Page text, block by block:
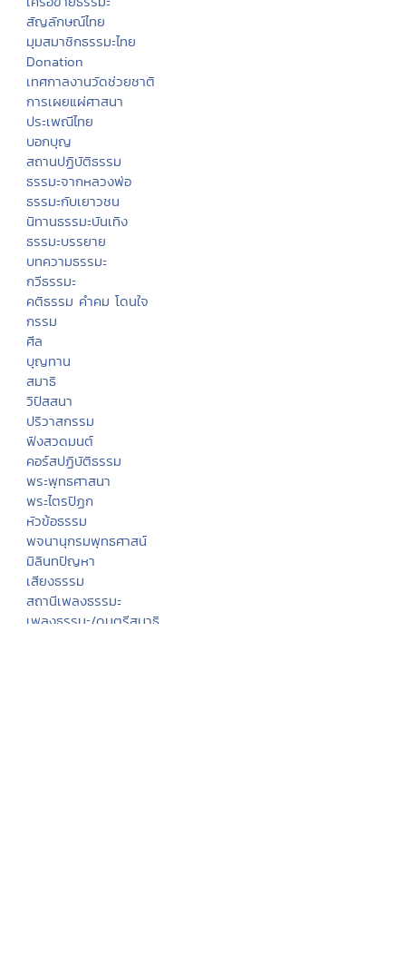
สัญลักษณ์ไทย
มุมสมาชิกธรรมะไทย
Donation
เทศกาลงานวัดช่วยชาติ
การเผยแผ่ศาสนา
ประเพณีไทย
บอกบุญ
สถานปฏิบัติธรรม
ธรรมะจากหลวงพ่อ
ธรรมะกับเยาวชน
นิทานธรรมะบันเทิง
ธรรมะบรรยาย
บทความธรรมะ
กวีธรรมะ
คติธรรม คำคม โดนใจ
กรรม
ศีล
บุญทาน
สมาธิ
วิปัสสนา
ปริวาสกรรม
ฟังสวดมนต์
คอร์สปฏิบัติธรรม
พระพุทธศาสนา
พระไตรปิฏก
หัวข้อธรรม
พจนานุกรมพุทธศาสน์
มิลินทปัญหา
เสียงธรรม
สถานีเพลงธรรมะ
เพลงธรรมะ/ดนตรีสมาธิ